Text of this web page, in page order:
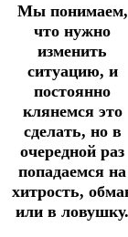
Мы понимаем,
что нужно
изменить
ситуацию, и
постоянно
клянемся это
сделать, но в
очередной раз
попадаемся на
хитрость,
или в ловушку.